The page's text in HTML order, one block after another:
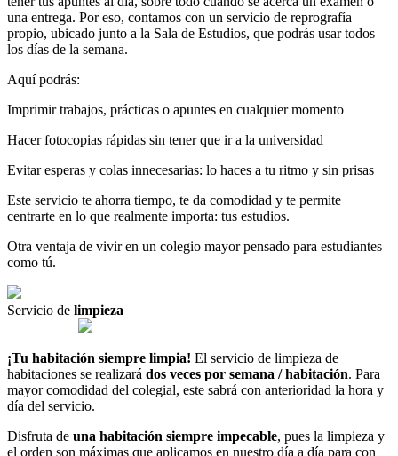
una entrega. Poreso, contamos con un servicio de reprografía
propio, ubicado junto a la Sala de Estudios, que podrás usartodos
los días de la semana.
Aquípodrás:
Imprimirtrabajos, prácticas o apuntes en cualquiermomento
Hacerfotocopias rápidas sin tenerque ira la universidad
Evitaresperas y colas innecesarias: lo haces a tu ritmo y sin prisas
Este servicio te ahorra tiempo, te da comodidad y te permite
centrarte en lo que realmente importa: tus estudios.
Otra ventaja de viviren un colegio mayorpensado para estudiantes
como tú.
Servicio de limpieza
¡Tu habitación siempre limpia! El servicio de limpieza de
habitaciones se realizará dos veces por semana / habitación. Para
mayor comodidad del colegial, este sabrá con anterioridad la hora y
día del servicio.
Disfruta de una habitación siempre impecable, pues la limpieza y
el orden son máximas que aplicamos en nuestro día a día para con